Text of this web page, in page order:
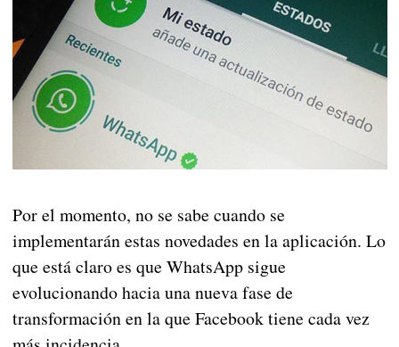
Por el momento, no se sabe cuando se
implementarán estas novedades en la aplicación. Lo
que está claro es que WhatsApp sigue
evolucionando hacia una nueva fase de
transformación en la que Facebook tiene cada vez